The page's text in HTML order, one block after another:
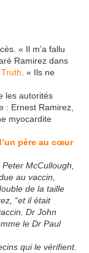
« Il m’a fallu
Ramirez dans
. « Ils ne
les autorités
: Ernest Ramirez,
myocardite
père au cœur
McCullough,
au vaccin,
de la taille
“et il était
Dr John
le Dr Paul
qui le vérifient.